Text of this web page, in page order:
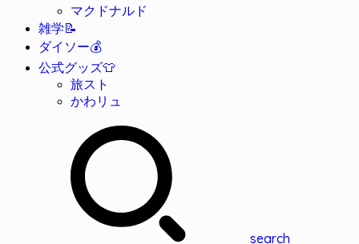
マクドナルド
雑学📝
ダイソー💰
公式グッズ👕
旅スト
かわリュ
search